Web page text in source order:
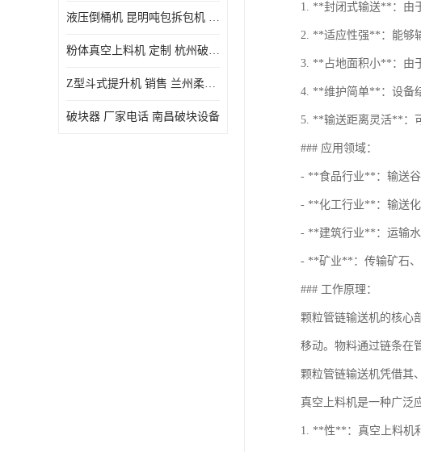
液压倒桶机 昆明吨包拆包机 定制
粉体真空上料机 定制 杭州破块器
Z型斗式提升机 销售 兰州柔性螺旋输送机
破块器 厂家电话 南昌破块设备
1. **封闭式输送**：由
2. **适应性强**：能够
3. **占地面积小**：由
4. **维护简单**：设备
5. **输送距离灵活**：
### 应用领域：
- **食品行业**：输送谷
- **化工行业**：输送化
- **建筑行业**：运输水
- **矿业**：传输矿石、
### 工作原理：
颗粒管链输送机的核心
移动。物料通过链条在
颗粒管链输送机凭借其
真空上料机是一种广泛
1. **性**：真空上料机